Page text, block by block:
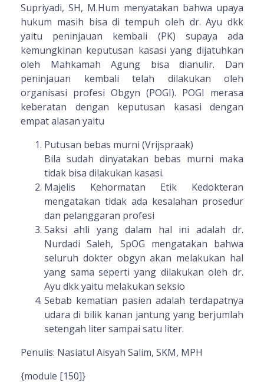
Supriyadi, SH, M.Hum menyatakan bahwa upaya
hukum masih bisa di tempuh oleh dr. Ayu dkk
yaitu peninjauan kembali (PK) supaya ada
kemungkinan keputusan kasasi yang dijatuhkan
oleh Mahkamah Agung bisa dianulir. Dan
peninjauan kembali telah dilakukan oleh
organisasi profesi Obgyn (POGI). POGI merasa
keberatan dengan keputusan kasasi dengan
empat alasan yaitu
Putusan bebas murni (Vrijspraak)
Bila sudah dinyatakan bebas murni maka
tidak bisa dilakukan kasasi.
Majelis Kehormatan Etik Kedokteran
mengatakan tidak ada kesalahan prosedur
dan pelanggaran profesi
Saksi ahli yang dalam hal ini adalah dr.
Nurdadi Saleh, SpOG mengatakan bahwa
seluruh dokter obgyn akan melakukan hal
yang sama seperti yang dilakukan oleh dr.
Ayu dkk yaitu melakukan seksio
Sebab kematian pasien adalah terdapatnya
udara di bilik kanan jantung yang berjumlah
setengah liter sampai satu liter.
Penulis: Nasiatul Aisyah Salim, SKM, MPH
{module [150]}